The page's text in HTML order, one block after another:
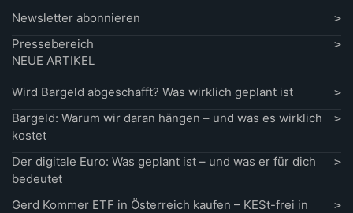
Newsletter abonnieren
Pressebereich
NEUE ARTIKEL
Wird Bargeld abgeschafft? Was wirklich geplant ist
Bargeld: Warum wir daran hängen – und was es wirklich
kostet
Der digitale Euro: Was geplant ist – und was er für dich
bedeutet
Gerd Kommer ETF in Österreich kaufen – KESt-frei in